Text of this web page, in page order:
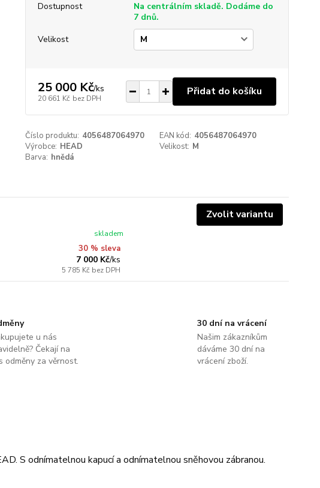
Dostupnost
Na centrálním skladě. Dodáme do
7 dnů.
Velikost
25 000 Kč/ks
20 661 Kč bez DPH
Přidat do košíku
Číslo produktu: 4056487064970 EAN kód: 4056487064970
Výrobce: HEAD Velikost: M
Barva: hnědá
30 % sleva
7 000 Kč/ks
5 785 Kč bez DPH
skladem
Zvolit variantu
u nás
Čekají na
odměny za věrnost.
30 dní na vrácení
Našim zákazníkům
dáváme 30 dní na
vrácení zboží.
S odnímatelnou kapucí a odnímatelnou sněhovou zábranou.